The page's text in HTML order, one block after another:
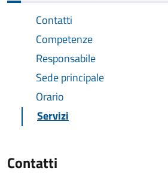
Contatti
Competenze
Responsabile
Sede principale
Orario
Servizi
Contatti